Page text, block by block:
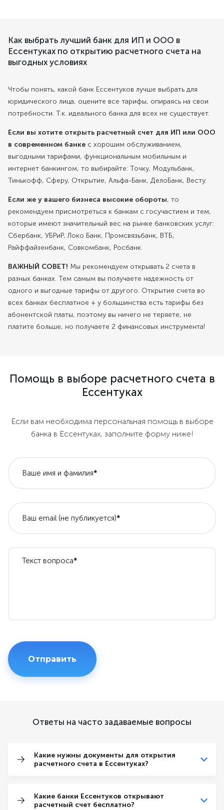
Как выбрать лучший банк для ИП и ООО в
Ессентуках по открытию расчетного счета на
выгодных условиях
Чтобы понять, какой банк Ессентуков лучше выбрать для
юридического лица, оцените все тарифы, опираясь на свои
потребности. Т.к. идеального банка для всех не существует.
Если вы хотите открыть расчетный счет для ИП или ООО
в современном банке с хорошим обслуживанием,
выгодными тарифами, функциональным мобильным и
интернет банкингом, то выбирайте: Точку, Модульбанк,
Тинькофф, Сферу, Открытие, Альфа-Банк, ДелоБанк, Весту.
Если же у вашего бизнеса высокие обороты, то
рекомендуем присмотреться к банкам с госучастием и тем,
которые имеют значительный вес на рынке банковских услуг:
Сбербанк, УБРиР, Локо Банк, Промсвязьбанк, ВТБ,
Райффайзенбанк, Совкомбанк, Росбанк.
ВАЖНЫЙ СОВЕТ! Мы рекомендуем открывать 2 счета в
разных банках. Тем самым вы получаете надежность от
одного и выгодные тарифы от другого. Открытие счета во
всех банках бесплатное + у большинства есть тарифы без
абонентской платы, поэтому вы ничего не теряете, не
платите больше, но получаете 2 финансовых инструмента!
Помощь в выборе расчетного счета в
Ессентуках
Если вам необходима персональная помощь в выборе
банка в Ессентуках, заполните форму ниже!
Ваше имя и фамилия*
Ваш email (не публикуется)*
Текст вопроса*
Ответы на часто задаваемые вопросы
Какие нужны документы для открытия
расчетного счета в Ессентуках?
Какие банки Ессентуков открывают
расчетный счет бесплатно?